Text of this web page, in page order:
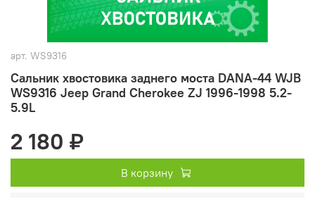
арт. WS9316
Сальник хвостовика заднего моста DANA-44 WJB
WS9316 Jeep Grand Cherokee ZJ 1996-1998 5.2-
5.9L
2 180 ₽
В корзину